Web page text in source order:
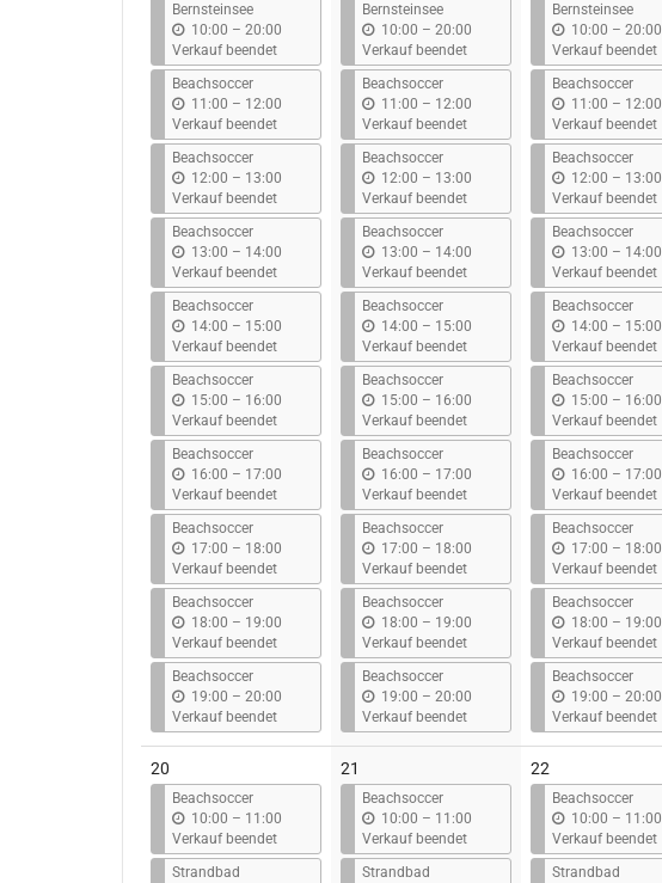
Bernsteinsee
10:00 – b
i
s
20:00
Verkauf beendet
Beachsoccer
11:00 – b
i
s
12:00
Verkauf beendet
Beachsoccer
12:00 – b
i
s
13:00
Verkauf beendet
Beachsoccer
13:00 – b
i
s
14:00
Verkauf beendet
Beachsoccer
14:00 – b
i
s
15:00
Verkauf beendet
Beachsoccer
15:00 – b
i
s
16:00
Verkauf beendet
Beachsoccer
16:00 – b
i
s
17:00
Verkauf beendet
Beachsoccer
17:00 – b
i
s
18:00
Verkauf beendet
Beachsoccer
18:00 – b
i
s
19:00
Verkauf beendet
Beachsoccer
19:00 – b
i
s
20:00
Verkauf beendet
Bernsteinsee
10:00 – b
i
s
20:00
Verkauf beendet
Beachsoccer
11:00 – b
i
s
12:00
Verkauf beendet
Beachsoccer
12:00 – b
i
s
13:00
Verkauf beendet
Beachsoccer
13:00 – b
i
s
14:00
Verkauf beendet
Beachsoccer
14:00 – b
i
s
15:00
Verkauf beendet
Beachsoccer
15:00 – b
i
s
16:00
Verkauf beendet
Beachsoccer
16:00 – b
i
s
17:00
Verkauf beendet
Beachsoccer
17:00 – b
i
s
18:00
Verkauf beendet
Beachsoccer
18:00 – b
i
s
19:00
Verkauf beendet
Beachsoccer
19:00 – b
i
s
20:00
Verkauf beendet
Bernsteinsee
10:00 – b
i
s
20:00
Verkauf beendet
Beachsoccer
11:00 – b
i
s
12:00
Verkauf beendet
Beachsoccer
12:00 – b
i
s
13:00
Verkauf beendet
Beachsoccer
13:00 – b
i
s
14:00
Verkauf beendet
Beachsoccer
14:00 – b
i
s
15:00
Verkauf beendet
Beachsoccer
15:00 – b
i
s
16:00
Verkauf beendet
Beachsoccer
16:00 – b
i
s
17:00
Verkauf beendet
Beachsoccer
17:00 – b
i
s
18:00
Verkauf beendet
Beachsoccer
18:00 – b
i
s
19:00
Verkauf beendet
Beachsoccer
19:00 – b
i
s
20:00
Verkauf beendet
20
Beachsoccer
10:00 – b
i
s
11:00
Verkauf beendet
Strandbad
21
Beachsoccer
10:00 – b
i
s
11:00
Verkauf beendet
Strandbad
22
Beachsoccer
10:00 – b
i
s
11:00
Verkauf beendet
Strandbad